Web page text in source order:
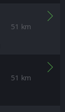
51 km
51 km